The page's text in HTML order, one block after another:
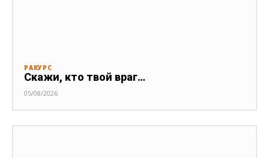
РАКУРС
Скажи, кто твой враг…
05/08/2026